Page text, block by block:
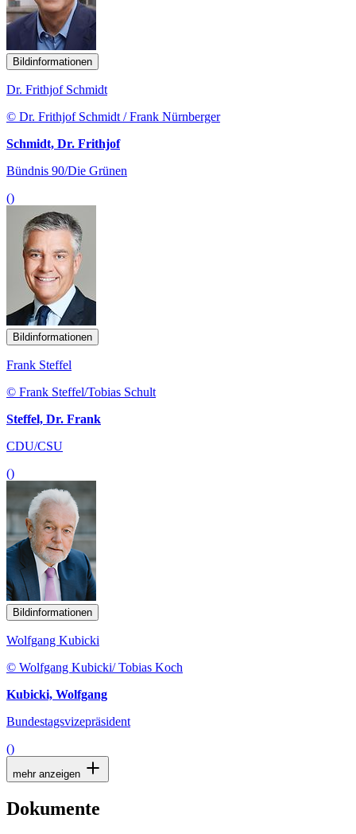
Bildinformationen
Dr. Frithjof Schmidt
© Dr. Frithjof Schmidt / Frank Nürnberger
Schmidt, Dr. Frithjof
Bündnis 90/Die Grünen
()
Bildinformationen
Frank Steffel
© Frank Steffel/Tobias Schult
Steffel, Dr. Frank
CDU/CSU
()
Bildinformationen
Wolfgang Kubicki
© Wolfgang Kubicki/ Tobias Koch
Kubicki, Wolfgang
Bundestagsvizepräsident
()
mehr anzeigen
Dokumente